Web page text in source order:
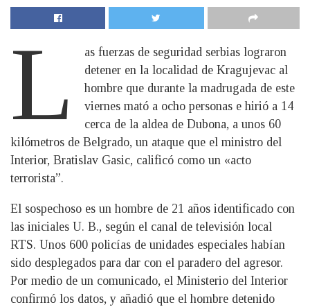
L
as fuerzas de seguridad serbias lograron
detener en la localidad de Kragujevac al
hombre que durante la madrugada de este
viernes mató a ocho personas e hirió a 14
cerca de la aldea de Dubona, a unos 60
kilómetros de Belgrado, un ataque que el ministro del
Interior, Bratislav Gasic, calificó como un «acto
terrorista”.
El sospechoso es un hombre de 21 años identificado con
las iniciales U. B., según el canal de televisión local
RTS. Unos 600 policías de unidades especiales habían
sido desplegados para dar con el paradero del agresor.
Por medio de un comunicado, el Ministerio del Interior
confirmó los datos, y añadió que el hombre detenido